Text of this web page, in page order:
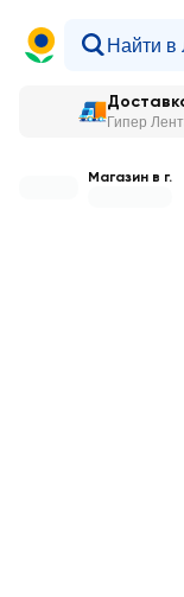
Гипер
Магазин в г.